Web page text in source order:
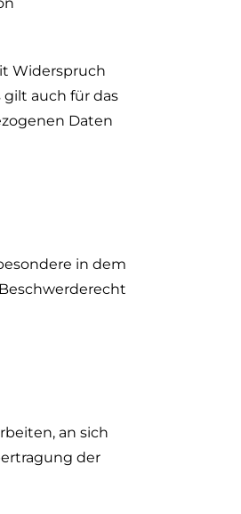
Widerspruch
auch für das
Daten
in dem
an sich
der